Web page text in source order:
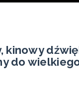
kinowy
do